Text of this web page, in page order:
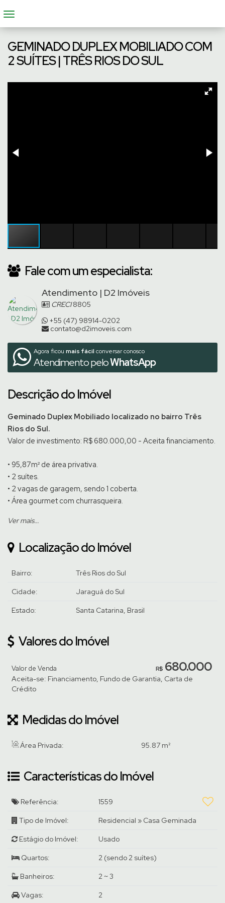
GEMINADO DUPLEX MOBILIADO COM
2 SUÍTES | TRÊS RIOS DO SUL
Fale com um especialista:
Atendimento | D2 Imóveis
CRECI8805
+55 (47) 98914-0202
contato@d2imoveis.com
Agora ficou mais fácil conversar conosco
Atendimento peloWhatsApp
Descrição do Imóvel
Geminado Duplex Mobiliado localizado no bairro Três
Rios do Sul.
Valor de investimento: R$ 680.000,00 - Aceita financiamento.
• 95,87m² de área privativa.
• 2 suítes.
• 2 vagas de garagem, sendo 1 coberta.
• Área gourmet com churrasqueira.
Totalmente mobiliado e equipado, este geminado está pronto
nossos corretores.
Ver mais...
Localização do Imóvel
Bairro: Três Rios do Sul
Cidade: Jaraguá do Sul
Estado: Santa Catarina, Brasil
Valores do Imóvel
R$ 680.000
Valor de Venda
Aceita-se: Financiamento, Fundo de Garantia, Carta de
Crédito
Medidas do Imóvel
Área Privada: 95.87 m²
Características do Imóvel
Referência: 1559
Tipo de Imóvel: Residencial » Casa Geminada
Estágio do Imóvel: Usado
Quartos: 2 (sendo 2 suítes)
Banheiros: 2 ~ 3
Vagas: 2